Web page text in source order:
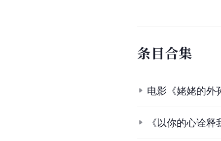
条目合集
电影《姥姥的外
《以你的心诠